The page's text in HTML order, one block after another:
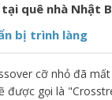
quê nhà Nhật
bị trình làng
cỡ nhỏ đã
gọi là